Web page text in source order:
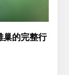
巢的完整行